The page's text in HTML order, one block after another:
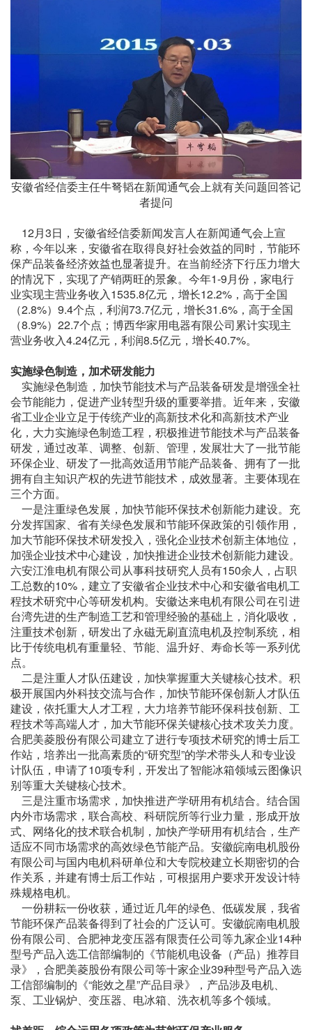
安徽省经信委主任牛弩韬在新闻通气会上就有关问题回答记
者提问
12月3日，安徽省经信委新闻发言人在新闻通气会上宣
称，今年以来，安徽省在取得良好社会效益的同时，节能环
保产品装备经济效益也显著提升。在当前经济下行压力增大
的情况下，实现了产销两旺的景象。今年1-9月份，家电行
业实现主营业务收入1535.8亿元，增长12.2%，高于全国
（2.8%）9.4个点，利润73.7亿元，增长31.6%，高于全国
（8.9%）22.7个点；博西华家用电器有限公司累计实现主
营业务收入4.24亿元，利润8.5亿元，增长40.7%。
实施绿色制造，加术研发能力
实施绿色制造，加快节能技术与产品装备研发是增强全社
会节能能力，促进产业转型升级的重要举措。近年来，安徽
省工业企业立足于传统产业的高新技术化和高新技术产业
化，大力实施绿色制造工程，积极推进节能技术与产品装备
研发，通过改革、调整、创新、管理，发展壮大了一批节能
环保企业、研发了一批高效适用节能产品装备、拥有了一批
拥有自主知识产权的先进节能技术，成效显著。主要体现在
三个方面。
一是注重绿色发展，加快节能环保技术创新能力建设。充
分发挥国家、省有关绿色发展和节能环保政策的引领作用，
加大节能环保技术研发投入，强化企业技术创新主体地位，
加强企业技术中心建设，加快推进企业技术创新能力建设。
六安江淮电机有限公司从事科技研究人员有150余人，占职
工总数的10%，建立了安徽省企业技术中心和安徽省电机工
程技术研究中心等研发机构。安徽达来电机有限公司在引进
台湾先进的生产制造工艺和管理经验的基础上，消化吸收，
注重技术创新，研发出了永磁无刷直流电机及控制系统，相
比于传统电机有重量轻、节能、温升好、寿命长等一系列优
点。
二是注重人才队伍建设，加快掌握重大关键核心技术。积
极开展国内外科技交流与合作，加快节能环保创新人才队伍
建设，依托重大人才工程，大力培养节能环保科技创新、工
程技术等高端人才，加大节能环保关键核心技术攻关力度。
合肥美菱股份有限公司建立了进行专项技术研究的博士后工
作站，培养出一批高素质的“研究型”的学术带头人和专业设
计队伍，申请了10项专利，开发出了智能冰箱领域云图像识
别等重大关键核心技术。
三是注重市场需求，加快推进产学研用有机结合。结合国
内外市场需求，联合高校、科研院所等行业力量，形成开放
式、网络化的技术联合机制，加快产学研用有机结合，生产
适应不同市场需求的高效绿色节能产品。安徽皖南电机股份
有限公司与国内电机科研单位和大专院校建立长期密切的合
作关系，并建有博士后工作站，可根据用户要求开发设计特
殊规格电机。
一份耕耘一份收获，通过近几年的绿色、低碳发展，我省
节能环保产品装备得到了社会的广泛认可。安徽皖南电机股
份有限公司、合肥神龙变压器有限责任公司等九家企业14种
型号产品入选工信部编制的《节能机电设备（产品）推荐目
录》，合肥美菱股份有限公司等十家企业39种型号产品入选
工信部编制的《“能效之星”产品目录》，产品涉及电机、
泵、工业锅炉、变压器、电冰箱、洗衣机等多个领域。